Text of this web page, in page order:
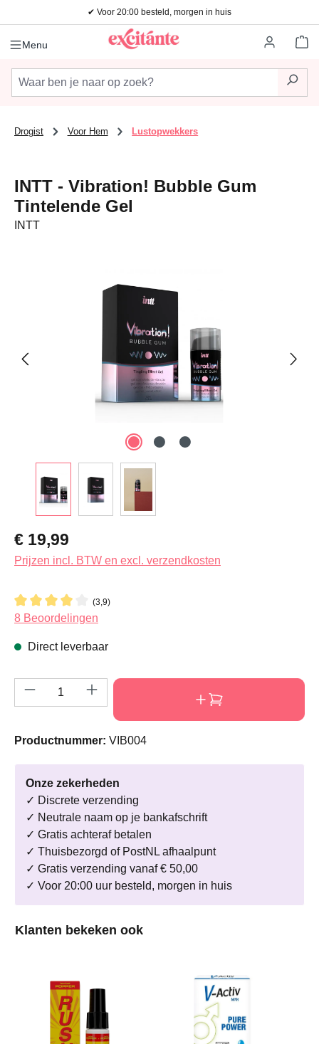
Ga naar de hoofdinhoud✔ Voor 20:00 besteld, morgen in huis
Menu
Drogist Voor Hem Lustopwekkers
INTT - Vibration! Bubble Gum
Tintelende Gel
INTT
Normale prijs:
€ 19,99
Prijzen incl. BTW en excl. verzendkosten
(3,9)
Gemiddelde waardering van 3.8 van 5 sterren
8 Beoordelingen
Direct leverbaar
Producthoeveelheid: Voer de gewenste
Productnummer: VIB004
Onze zekerheden
✓ Discrete verzending
✓ Neutrale naam op je bankafschrift
✓ Gratis achteraf betalen
✓ Thuisbezorgd of PostNL afhaalpunt
✓ Gratis verzending vanaf € 50,00
✓ Voor 20:00 uur besteld, morgen in huis
Productgalerij overslaan
Klanten bekeken ook